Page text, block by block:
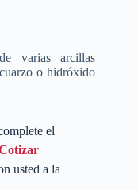
varias arcillas
o hidróxido
el
usted a la